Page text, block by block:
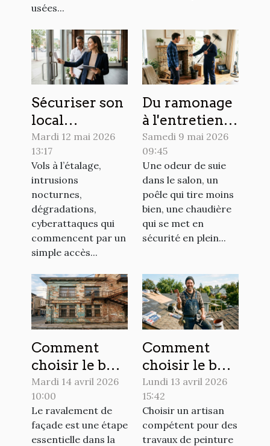
usées...
Sécuriser son
local
professionnel
: les erreurs à
ne plus
commettre
Mardi 12 mai 2026
13:17
Vols à l’étalage,
intrusions
nocturnes,
dégradations,
cyberattaques qui
commencent par un
simple accès...
Du ramonage
à l'entretien
global :
comment
anticiper les
imprévus
chez soi
Samedi 9 mai 2026
09:45
Une odeur de suie
dans le salon, un
poêle qui tire moins
bien, une chaudière
qui se met en
sécurité en plein...
Comment
choisir le bon
moment pour
le ravalement
de votre
façade ?
Mardi 14 avril 2026
10:00
Le ravalement de
façade est une étape
essentielle dans la
Comment
choisir le bon
artisan pour
vos travaux
de peinture et
couverture ?
Lundi 13 avril 2026
15:42
Choisir un artisan
compétent pour des
travaux de peinture